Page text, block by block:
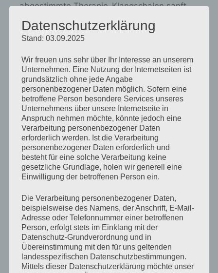
abgestimmte Therapie-Klangschalen sanft
gestellt und angeschlagen. Die entstehenden
Klänge und Vibrationen breiten sich über das
Gehör und den Körper aus – tief, ruhig und
spürbar bis in jede Zelle.
Da unser Körper zu etwa 80 % aus Wasser
besteht, übertragen sich die feinen
Schwingungen wellenartig über das Gewebe.
So können sie muskuläre Verspannungen
sanft lösen, Blockaden in Bewegung bringen
und die Durchblutung sowie den Energiefluss
anregen. Die entstehende Entspannung wirkt
sich auf den gesamten Organismus aus: Puls,
Stoffwechsel finden zurück in einen ruhigen
Rhythmus.
Der Körper erinnert sich an seinen inneren
Gleichklang – und die Selbstheilungskräfte
dürfen aktiv werden.
Datenschutzerklärung
Stand: 03.09.2025
Wir freuen uns sehr über Ihr Interesse an unserem
Unternehmen. Eine Nutzung der Internetseiten ist
grundsätzlich ohne jede Angabe
personenbezogener Daten möglich. Sofern eine
betroffene Person besondere Services unseres
Unternehmens über unsere Internetseite in
Anspruch nehmen möchte, könnte jedoch eine
Verarbeitung personenbezogener Daten
erforderlich werden. Ist die Verarbeitung
personenbezogener Daten erforderlich und
besteht für eine solche Verarbeitung keine
gesetzliche Grundlage, holen wir generell eine
Einwilligung der betroffenen Person ein.
Die Verarbeitung personenbezogener Daten,
beispielsweise des Namens, der Anschrift, E-Mail-
Adresse oder Telefonnummer einer betroffenen
Person, erfolgt stets im Einklang mit der
Datenschutz-Grundverordnung und in
Übereinstimmung mit den für uns geltenden
landesspezifischen Datenschutzbestimmungen.
Mittels dieser Datenschutzerklärung möchte unser